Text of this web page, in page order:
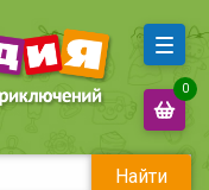
Найти
0